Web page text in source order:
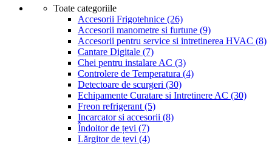
Toate categoriile
Accesorii Frigotehnice (26)
Accesorii manometre si furtune (9)
Accesorii pentru service si intretinerea HVAC (8)
Cantare Digitale (7)
Chei pentru instalare AC (3)
Controlere de Temperatura (4)
Detectoare de scurgeri (30)
Echipamente Curatare si Intretinere AC (30)
Freon refrigerant (5)
Incarcator si accesorii (8)
Îndoitor de țevi (7)
Lărgitor de țevi (4)